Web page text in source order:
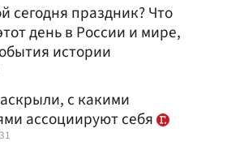
сегодня праздник? Что
день в России и мире,
истории
с какими
ассоциируют себя